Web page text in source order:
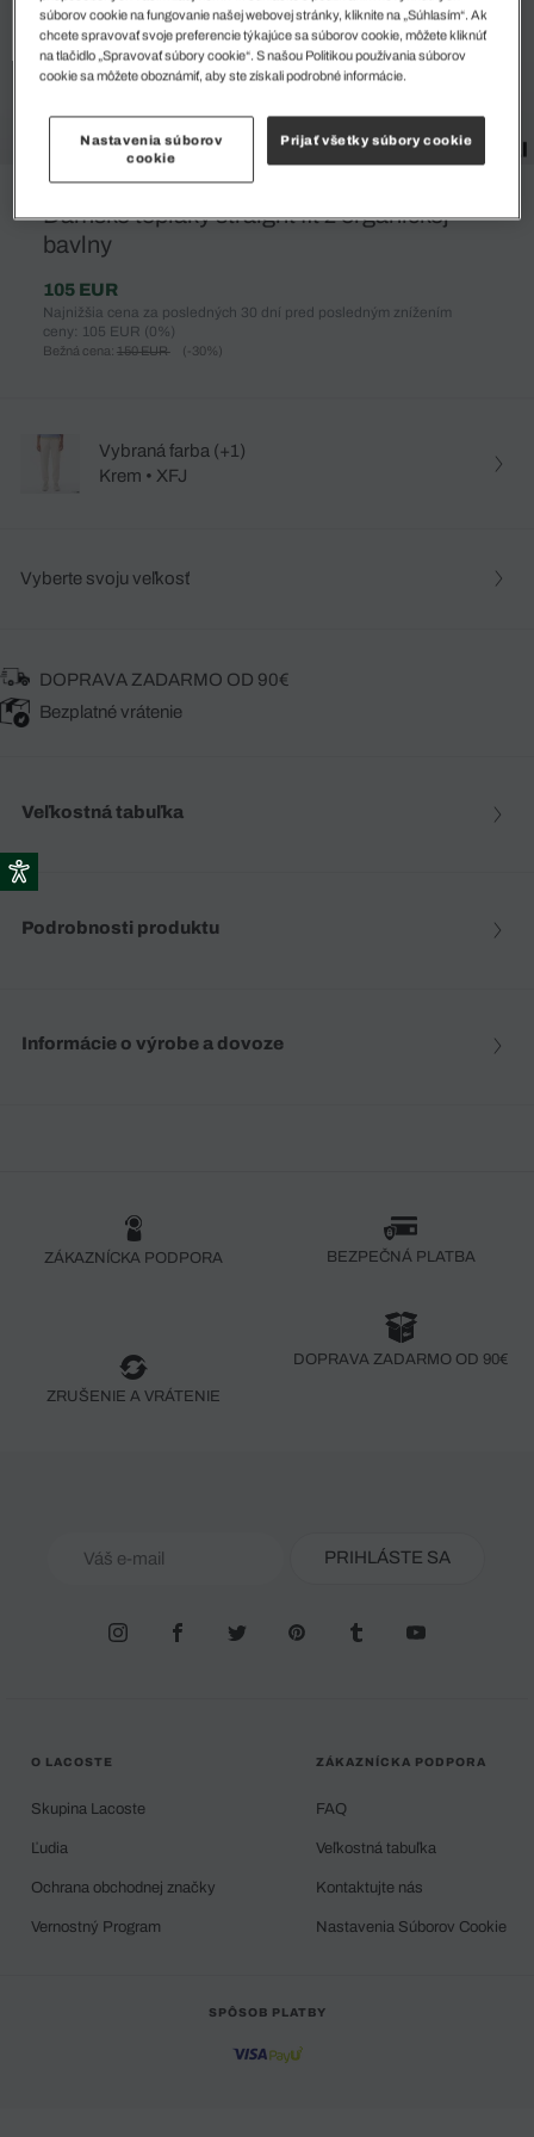
%
Dámske tepláky straight fit z organickej
bavlny
105 EUR
Najnižšia cena za posledných 30 dní pred posledným znížením
ceny: 105 EUR (0%)
Bežná cena: 150 EUR (-30%)
Vybraná farba (+1)
Krem • XFJ
Vyberte svoju veľkosť
DOPRAVA ZADARMO OD 90€
Bezplatné vrátenie
Veľkostná tabuľka
Podrobnosti produktu
Informácie o výrobe a dovoze
ZÁKAZNÍCKA PODPORA BEZPEČNÁ PLATBA
ZRUŠENIE A VRÁTENIE
DOPRAVA ZADARMO OD 90€
PRIHLÁSTE SA
O LACOSTE
Skupina Lacoste
Ľudia
Ochrana obchodnej značky
Vernostný Program
ZÁKAZNÍCKA PODPORA
FAQ
Veľkostná tabuľka
Kontaktujte nás
Nastavenia Súborov Cookie
SPÔSOB PLATBY
súborov cookie na fungovanie našej webovej stránky, kliknite na „Súhlasím“. Ak
chcete spravovať svoje preferencie týkajúce sa súborov cookie, môžete kliknúť
na tlačidlo „Spravovať súbory cookie“. S našou Politikou používania súborov
cookie sa môžete oboznámiť, aby ste získali podrobné informácie.
Nastavenia súborov
cookie
Prijať všetky súbory cookie